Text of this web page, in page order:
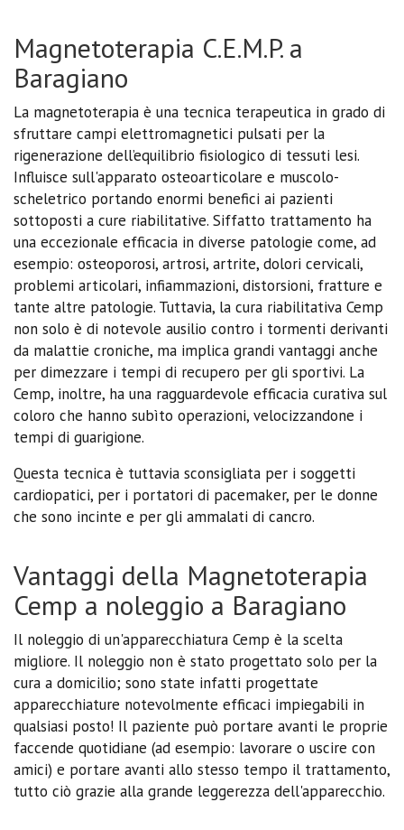
Magnetoterapia C.E.M.P. a
Baragiano
La magnetoterapia è una tecnica terapeutica in grado di
sfruttare campi elettromagnetici pulsati per la
rigenerazione dell’equilibrio fisiologico di tessuti lesi.
Influisce sull'apparato osteoarticolare e muscolo-
scheletrico portando enormi benefici ai pazienti
sottoposti a cure riabilitative. Siffatto trattamento ha
una eccezionale efficacia in diverse patologie come, ad
esempio: osteoporosi, artrosi, artrite, dolori cervicali,
problemi articolari, infiammazioni, distorsioni, fratture e
tante altre patologie. Tuttavia, la cura riabilitativa Cemp
non solo è di notevole ausilio contro i tormenti derivanti
da malattie croniche, ma implica grandi vantaggi anche
per dimezzare i tempi di recupero per gli sportivi. La
Cemp, inoltre, ha una ragguardevole efficacia curativa sul
coloro che hanno subìto operazioni, velocizzandone i
tempi di guarigione.
Questa tecnica è tuttavia sconsigliata per i soggetti
cardiopatici, per i portatori di pacemaker, per le donne
che sono incinte e per gli ammalati di cancro.
Vantaggi della Magnetoterapia
Cemp a noleggio a Baragiano
Il noleggio di un'apparecchiatura Cemp è la scelta
migliore. Il noleggio non è stato progettato solo per la
cura a domicilio; sono state infatti progettate
apparecchiature notevolmente efficaci impiegabili in
qualsiasi posto! Il paziente può portare avanti le proprie
faccende quotidiane (ad esempio: lavorare o uscire con
amici) e portare avanti allo stesso tempo il trattamento,
tutto ciò grazie alla grande leggerezza dell'apparecchio.